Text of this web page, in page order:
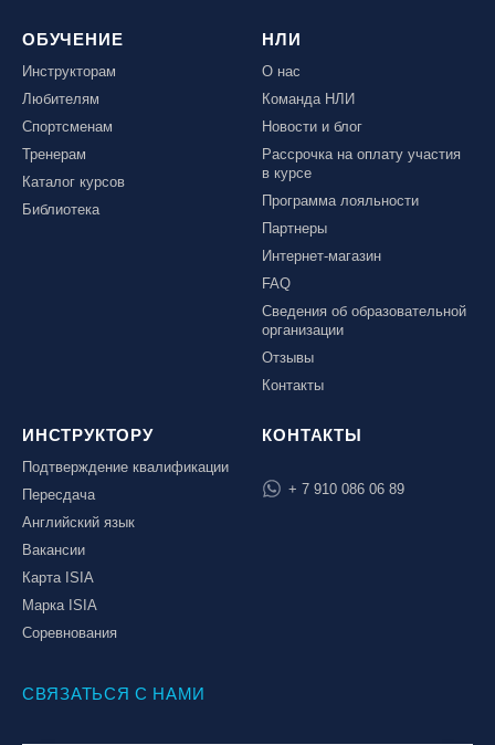
ОБУЧЕНИЕ
Инструкторам
Любителям
Спортсменам
Тренерам
Каталог курсов
Библиотека
НЛИ
О нас
Команда НЛИ
Новости и блог
Рассрочка на оплату участия
в курсе
Программа лояльности
Партнеры
Интернет-магазин
FAQ
Сведения об образовательной
организации
Отзывы
Контакты
ИНСТРУКТОРУ
Подтверждение квалификации
Пересдача
Английский язык
Вакансии
Карта ISIA
Марка ISIA
Соревнования
КОНТАКТЫ
+ 7 910 086 06 89
СВЯЗАТЬСЯ С НАМИ